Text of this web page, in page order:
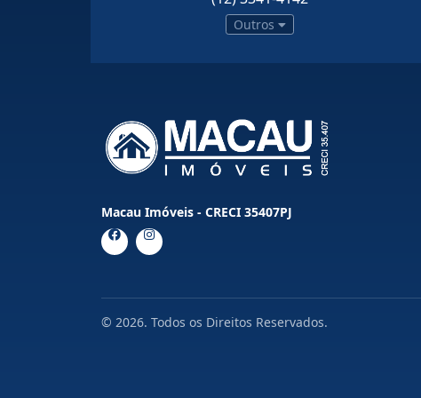
Outros
Macau Imóveis - CRECI 35407PJ
© 2026. Todos os Direitos Reservados.